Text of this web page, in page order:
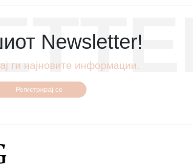
Newsletter!
ги најновите информации.
Регистрирај се